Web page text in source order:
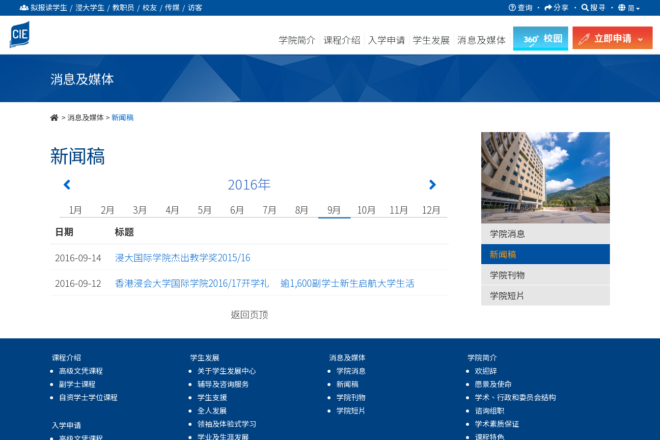
undefined
拟报读学生 / 浸大学生 / 教职员 / 校友 / 传媒 / 访客 查询 · 分享 · 搜寻 · 简
学院简介 课程介绍 入学申请 学生发展 消息及媒体 校园 立即申请
消息及媒体
>消息及媒体 >新闻稿
新闻稿
2016年
1月 2月 3月 4月 5月 6月 7月 8月 9月 10月 11月
12月
日期
标题
2016-09-14
浸大国际学院杰出教学奖2015/16
2016-09-12
香港浸会大学国际学院2016/17开学礼 逾1,600副学士新生启航大学生活
返回页顶
学院消息
新闻稿
学院刊物
学院短片
课程介绍
高级文凭课程
副学士课程
自资学士学位课程
入学申请
学生发展
关于学生发展中心
辅导及咨询服务
学生支援
全人发展
领袖及体验式学习
学业及生涯发展
消息及媒体
学院消息
新闻稿
学院刊物
学院短片
学院简介
欢迎辞
愿景及使命
学术、行政和委员会结构
谘询组职
学术素质保证
课程特色